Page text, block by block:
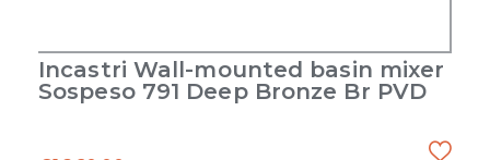
Incastri Wall-mounted basin mixer
Sospeso 791 Deep Bronze Br PVD